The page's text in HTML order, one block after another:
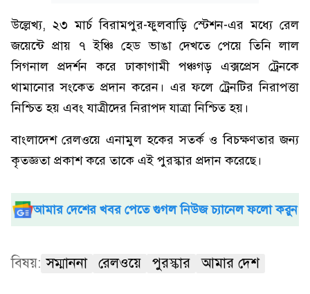
উল্লেখ্য, ২৩ মার্চ বিরামপুর-ফুলবাড়ি স্টেশন-এর মধ্যে রেল
জয়েন্টে প্রায় ৭ ইঞ্চি হেড ভাঙা দেখতে পেয়ে তিনি লাল
সিগনাল প্রদর্শন করে ঢাকাগামী পঞ্চগড় এক্সপ্রেস ট্রেনকে
থামানোর সংকেত প্রদান করেন। এর ফলে ট্রেনটির নিরাপত্তা
নিশ্চিত হয় এবং যাত্রীদের নিরাপদ যাত্রা নিশ্চিত হয়।
বাংলাদেশ রেলওয়ে এনামুল হকের সতর্ক ও বিচক্ষণতার জন্য
কৃতজ্ঞতা প্রকাশ করে তাকে এই পুরস্কার প্রদান করেছে।
আমার দেশের খবর পেতে গুগল নিউজ চ্যানেল ফলো করুন
বিষয়: সম্মাননা রেলওয়ে পুরস্কার আমার দেশ